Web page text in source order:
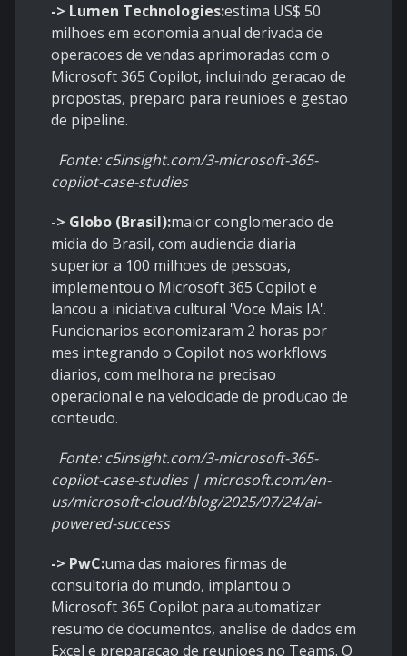
-> Lumen Technologies:estima US$ 50
milhoes em economia anual derivada de
operacoes de vendas aprimoradas com o
Microsoft 365 Copilot, incluindo geracao de
propostas, preparo para reunioes e gestao
de pipeline.
Fonte: c5insight.com/3-microsoft-365-
copilot-case-studies
-> Globo (Brasil):maior conglomerado de
midia do Brasil, com audiencia diaria
superior a 100 milhoes de pessoas,
implementou o Microsoft 365 Copilot e
lancou a iniciativa cultural 'Voce Mais IA'.
Funcionarios economizaram 2 horas por
mes integrando o Copilot nos workflows
diarios, com melhora na precisao
operacional e na velocidade de producao de
conteudo.
Fonte: c5insight.com/3-microsoft-365-
copilot-case-studies | microsoft.com/en-
us/microsoft-cloud/blog/2025/07/24/ai-
powered-success
-> PwC:uma das maiores firmas de
consultoria do mundo, implantou o
Microsoft 365 Copilot para automatizar
resumo de documentos, analise de dados em
Excel e preparacao de reunioes no Teams. O